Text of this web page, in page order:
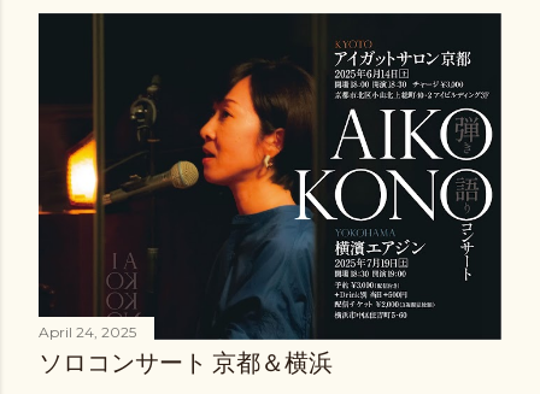
April 24, 2025
ソロコンサート 京都＆横浜